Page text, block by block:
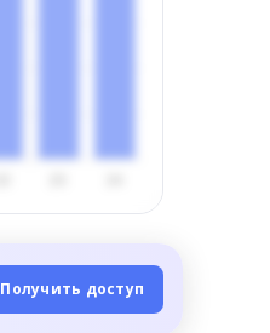
Получить доступ